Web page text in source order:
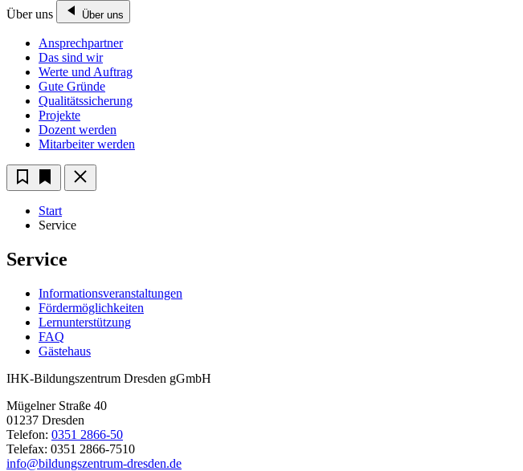
Über uns Über uns
Ansprechpartner
Das sind wir
Werte und Auftrag
Gute Gründe
Qualitätssicherung
Projekte
Dozent werden
Mitarbeiter werden
Start
Service
Service
Informationsveranstaltungen
Fördermöglichkeiten
Lernunterstützung
FAQ
Gästehaus
IHK-Bildungszentrum Dresden gGmbH
Mügelner Straße 40
01237 Dresden
Telefon: 0351 2866-50
Telefax: 0351 2866-7510
info@bildungszentrum-dresden.de